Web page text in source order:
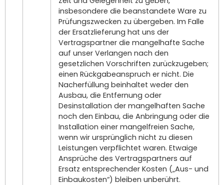
insbesondere die beanstandete Ware zu
Prüfungszwecken zu übergeben. Im Falle
der Ersatzlieferung hat uns der
Vertragspartner die mangelhafte Sache
auf unser Verlangen nach den
gesetzlichen Vorschriften zurückzugeben;
einen Rückgabeanspruch er nicht. Die
Nacherfüllung beinhaltet weder den
Ausbau, die Entfernung oder
Desinstallation der mangelhaften Sache
noch den Einbau, die Anbringung oder die
Installation einer mangelfreien Sache,
wenn wir ursprünglich nicht zu diesen
Leistungen verpflichtet waren. Etwaige
Ansprüche des Vertragspartners auf
Ersatz entsprechender Kosten („Aus- und
Einbaukosten“) bleiben unberührt.